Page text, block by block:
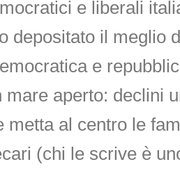
e liberali
depositato il meglio
e
mare aperto: declini
metta al centro le
(chi le scrive è